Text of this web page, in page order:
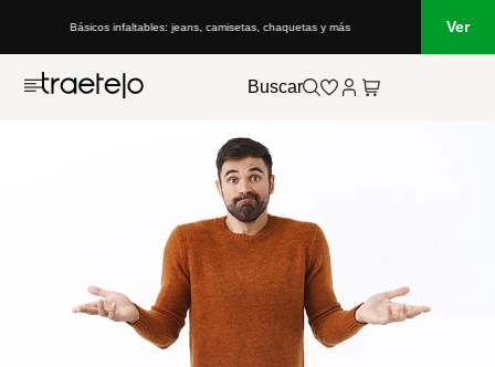
Básicos infaltables: jeans, camisetas, chaquetas y más Ver
Buscar